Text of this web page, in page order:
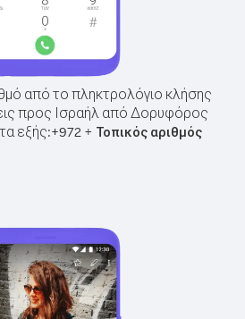
από το πληκτρολόγιο κλήσης
προς Ισραήλ από Δορυφόρος
εξής:+972 + Τοπικός αριθμός